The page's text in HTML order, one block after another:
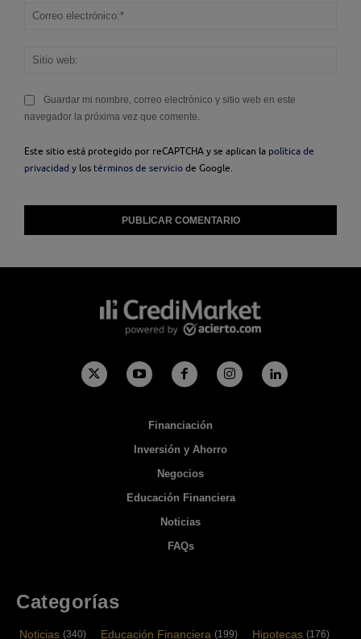
Guardar mi nombre, correo electrónico y sitio web en este
navegador la próxima vez que comente.
Este sitio está protegido por reCAPTCHA y se aplican la política de
privacidad y los términos de servicio de Google.
Financiación
Inversión y Ahorro
Negocios
Educación Financiera
Noticias
FAQs
Categorías
Noticias (340) Educación Financiera (199) Hipotecas (176)